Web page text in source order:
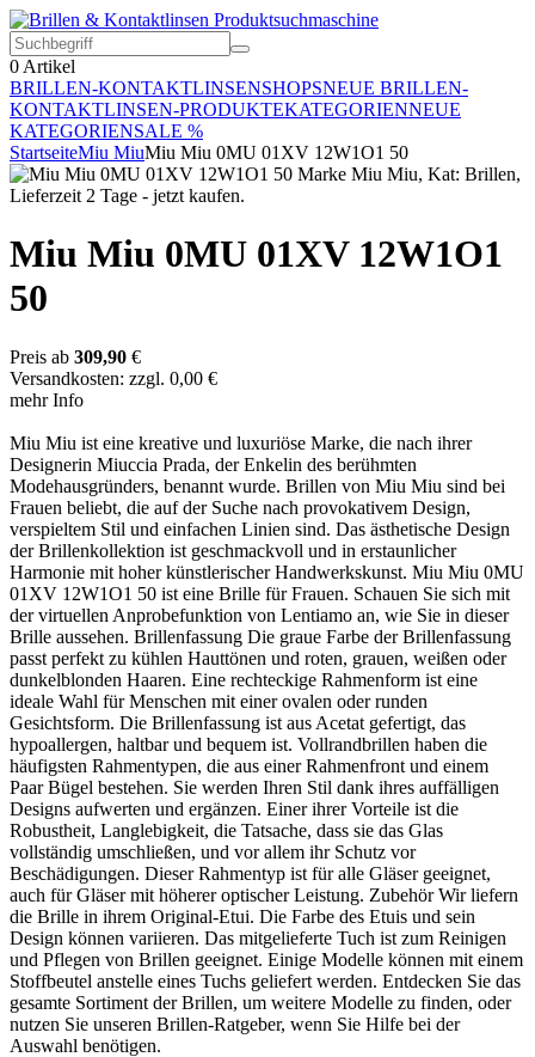
0 Artikel
BRILLEN-KONTAKTLINSENSHOPSNEUE BRILLEN-
KONTAKTLINSEN-PRODUKTEKATEGORIENNEUE
KATEGORIENSALE %
StartseiteMiu MiuMiu Miu 0MU 01XV 12W1O1 50
Miu Miu 0MU 01XV 12W1O1
50
Preis ab 309,90 €
Versandkosten: zzgl. 0,00 €
mehr Info
Miu Miu ist eine kreative und luxuriöse Marke, die nach ihrer
Designerin Miuccia Prada, der Enkelin des berühmten
Modehausgründers, benannt wurde. Brillen von Miu Miu sind bei
Frauen beliebt, die auf der Suche nach provokativem Design,
verspieltem Stil und einfachen Linien sind. Das ästhetische Design
der Brillenkollektion ist geschmackvoll und in erstaunlicher
Harmonie mit hoher künstlerischer Handwerkskunst. Miu Miu 0MU
01XV 12W1O1 50 ist eine Brille für Frauen. Schauen Sie sich mit
der virtuellen Anprobefunktion von Lentiamo an, wie Sie in dieser
Brille aussehen. Brillenfassung Die graue Farbe der Brillenfassung
passt perfekt zu kühlen Hauttönen und roten, grauen, weißen oder
dunkelblonden Haaren. Eine rechteckige Rahmenform ist eine
ideale Wahl für Menschen mit einer ovalen oder runden
Gesichtsform. Die Brillenfassung ist aus Acetat gefertigt, das
hypoallergen, haltbar und bequem ist. Vollrandbrillen haben die
häufigsten Rahmentypen, die aus einer Rahmenfront und einem
Paar Bügel bestehen. Sie werden Ihren Stil dank ihres auffälligen
Designs aufwerten und ergänzen. Einer ihrer Vorteile ist die
Robustheit, Langlebigkeit, die Tatsache, dass sie das Glas
vollständig umschließen, und vor allem ihr Schutz vor
Beschädigungen. Dieser Rahmentyp ist für alle Gläser geeignet,
auch für Gläser mit höherer optischer Leistung. Zubehör Wir liefern
die Brille in ihrem Original-Etui. Die Farbe des Etuis und sein
Design können variieren. Das mitgelieferte Tuch ist zum Reinigen
und Pflegen von Brillen geeignet. Einige Modelle können mit einem
Stoffbeutel anstelle eines Tuchs geliefert werden. Entdecken Sie das
gesamte Sortiment der Brillen, um weitere Modelle zu finden, oder
nutzen Sie unseren Brillen-Ratgeber, wenn Sie Hilfe bei der
Auswahl benötigen.